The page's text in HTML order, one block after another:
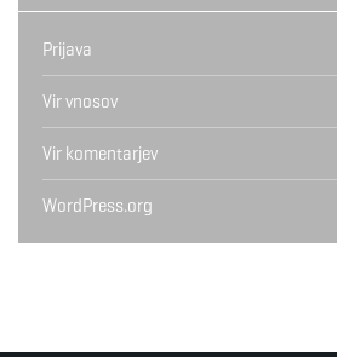
Prijava
Vir vnosov
Vir komentarjev
WordPress.org